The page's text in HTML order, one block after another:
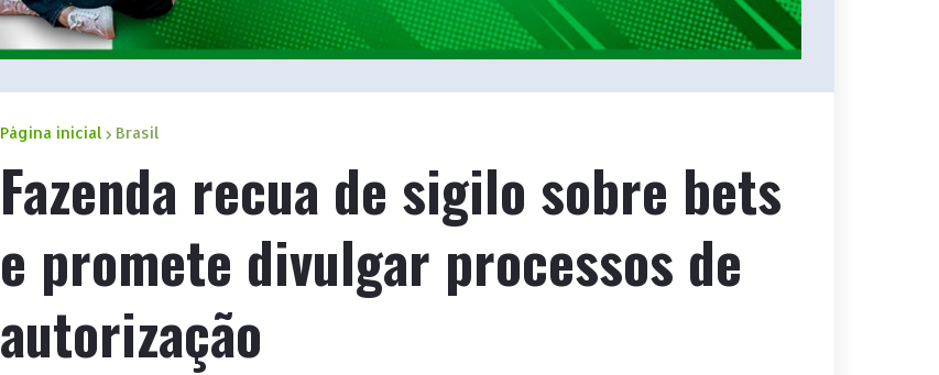
Página inicial Brasil
Fazenda recua de sigilo sobre bets
e promete divulgar processos de
autorização